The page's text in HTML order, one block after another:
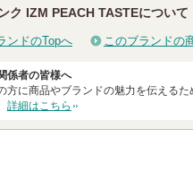
ク IZM PEACH TASTEについて
ンドのTopへ このブランドの
係者の皆様へ
方に商品やブランドの魅力を伝える
詳細はこちら